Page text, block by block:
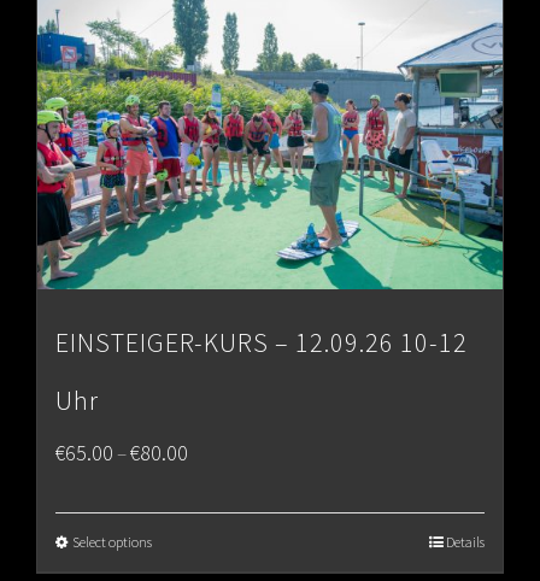
€80.00
EINSTEIGER-KURS – 12.09.26 10-12
Uhr
€65.00–€80.00
Select options Details